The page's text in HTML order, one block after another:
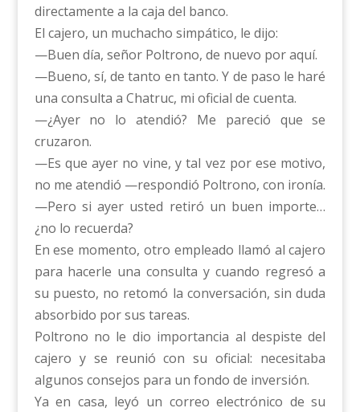
directamente a la caja del banco.
El cajero, un muchacho simpático, le dijo:
—Buen día, señor Poltrono, de nuevo por aquí.
—Bueno, sí, de tanto en tanto. Y de paso le haré
una consulta a Chatruc, mi oficial de cuenta.
—¿Ayer no lo atendió? Me pareció que se
cruzaron.
—Es que ayer no vine, y tal vez por ese motivo,
no me atendió —respondió Poltrono, con ironía.
—Pero si ayer usted retiró un buen importe…
¿no lo recuerda?
En ese momento, otro empleado llamó al cajero
para hacerle una consulta y cuando regresó a
su puesto, no retomó la conversación, sin duda
absorbido por sus tareas.
Poltrono no le dio importancia al despiste del
cajero y se reunió con su oficial: necesitaba
algunos consejos para un fondo de inversión.
Ya en casa, leyó un correo electrónico de su